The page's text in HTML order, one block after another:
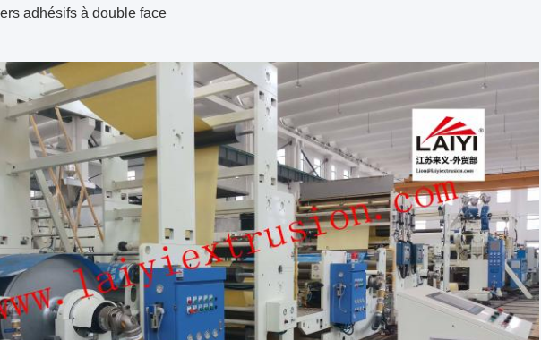
adhésifs à double face